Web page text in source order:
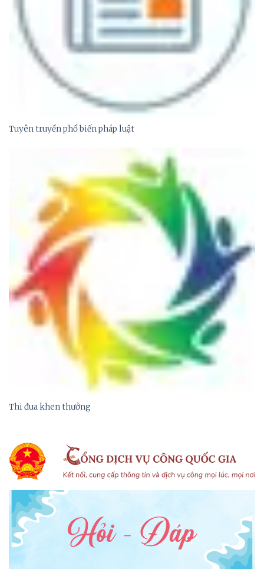
Tuyên truyền phổ biến pháp luật
Thi đua khen thưởng